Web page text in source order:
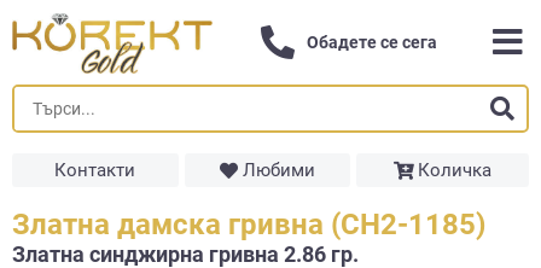
Обадете се сега
Контакти Любими Количка
Златна дамска гривна (СН2-1185)
Златна синджирна гривнa 2.86 гр.